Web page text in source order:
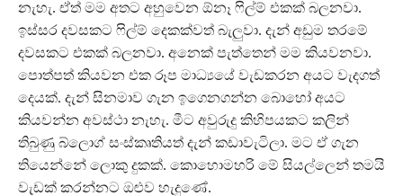
නැහැ. ඒත් මම අතට අහුවෙන ඕනෑ ෆිල්ම් එකක් බලනවා.
ඉස්සර දවසකට ෆිල්ම් දෙකක්වත් බැලු‍වා. දැන් අඩුම තරමේ
දවසකට එකක් බලනවා. අනෙක් පැත්තෙන් මම කියවනවා.
පොත්පත් කියවන එක රූප මාධ්‍යයේ වැඩකරන අයට වැදගත්
දෙයක්. දැන් සිනමාව ගැන ඉගෙනගන්න බොහෝ අයට
කියවන්න අවස්ථා නැහැ. මීට අවුරුදු කිහිපයකට කලින්
තිබුණු බ්ලොග් සංස්කෘතියත් දැන් කඩාවැටිලා. මට ඒ ගැන
තියෙන්නේ ලොකු දුකක්. කොහොමහරි මේ සියල්ලෙන් තමයි
වැඩක් කරන්නට ඔළු‍ව හැදුණේ.